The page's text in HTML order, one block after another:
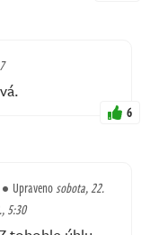
6
Upravenosobota, 22.
5:30